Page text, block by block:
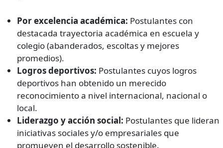
Por excelencia académica: Postulantes con
destacada trayectoria académica en escuela y
colegio (abanderados, escoltas y mejores
promedios).
Logros deportivos: Postulantes cuyos logros
deportivos han obtenido un merecido
reconocimiento a nivel internacional, nacional o
local.
Liderazgo y acción social: Postulantes que lideran
iniciativas sociales y/o empresariales que
promueven el desarrollo sostenible.